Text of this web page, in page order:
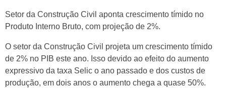
Setor da Construção Civil aponta crescimento tímido no
Produto Interno Bruto, com projeção de 2%.
O setor da Construção Civil projeta um crescimento tímido
de 2% no PIB este ano. Isso devido ao efeito do aumento
expressivo da taxa Selic o ano passado e dos custos de
produção, em dois anos o aumento chega a quase 50%.